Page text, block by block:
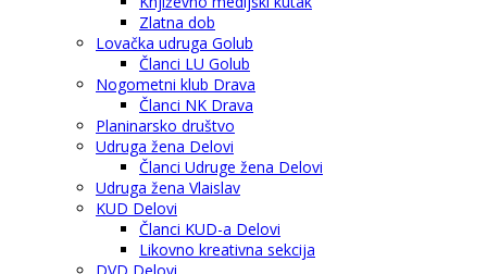
Zlatna dob
Lovačka udruga Golub
Članci LU Golub
Nogometni klub Drava
Članci NK Drava
Planinarsko društvo
Udruga žena Delovi
Članci Udruge žena Delovi
Udruga žena Vlaislav
KUD Delovi
Članci KUD-a Delovi
Likovno kreativna sekcija